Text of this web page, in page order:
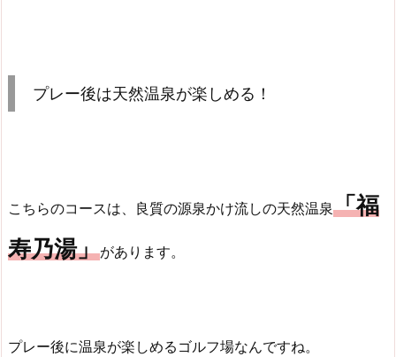
プレー後は天然温泉が楽しめる！
こちらのコースは、良質の源泉かけ流しの天然温泉「福
寿乃湯」があります。
プレー後に温泉が楽しめるゴルフ場なんですね。